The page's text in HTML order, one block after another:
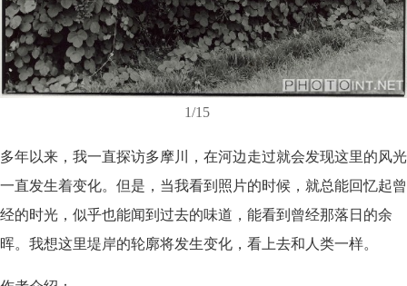
1/15
多年以来，我一直探访多摩川，在河边走过就会发现这里的风光
一直发生着变化。但是，当我看到照片的时候，就总能回忆起曾
经的时光，似乎也能闻到过去的味道，能看到曾经那落日的余
晖。我想这里堤岸的轮廓将发生变化，看上去和人类一样。